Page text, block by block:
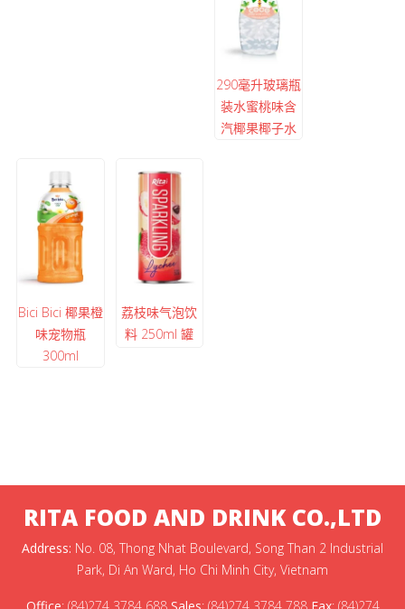
290毫升玻璃瓶
装水蜜桃味含
汽椰果椰子水
Bici Bici 椰果橙
味宠物瓶
300ml
荔枝味气泡饮
料 250ml 罐
RITA FOOD AND DRINK CO.,LTD
Address: No. 08, Thong Nhat Boulevard, Song Than 2 Industrial
Park, Di An Ward, Ho Chi Minh City, Vietnam